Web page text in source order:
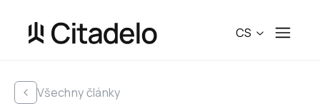
CS
Všechny články